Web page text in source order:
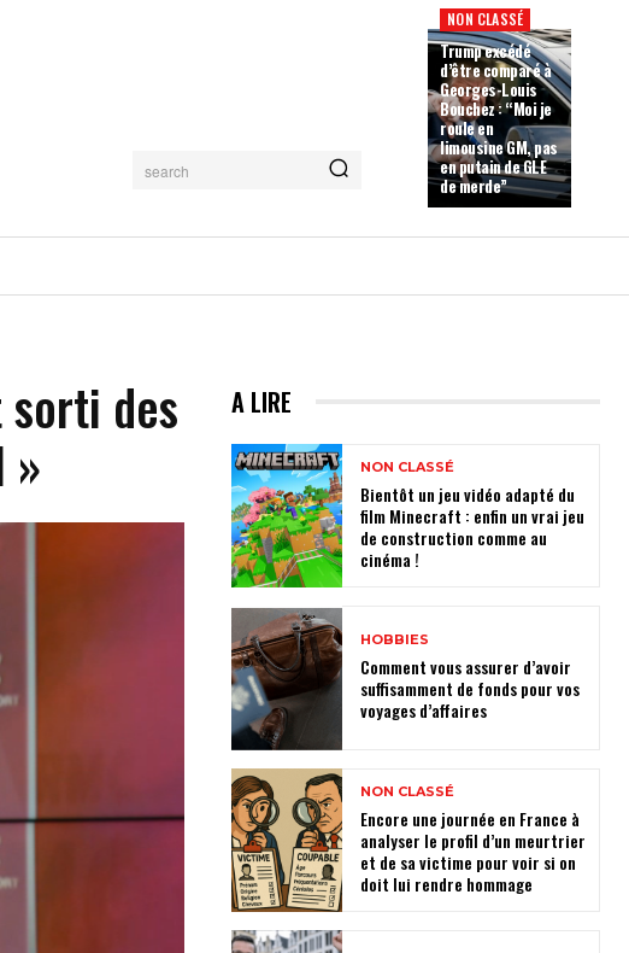
search
NON CLASSÉ
Trump excédé
d’être comparé à
Georges-Louis
Bouchez : “Moi je
roule en
limousine GM, pas
en putain de GLE
de merde”
sorti des
»
A LIRE
NON CLASSÉ
Bientôt un jeu vidéo adapté du
film Minecraft : enfin un vrai jeu
de construction comme au
cinéma !
HOBBIES
Comment vous assurer d’avoir
suffisamment de fonds pour vos
voyages d’affaires
NON CLASSÉ
Encore une journée en France à
analyser le profil d’un meurtrier
et de sa victime pour voir si on
doit lui rendre hommage